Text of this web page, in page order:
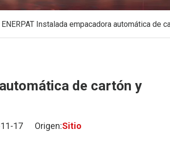
Instalada empacadora automática de
de cartón y
11-17 Origen:Sitio